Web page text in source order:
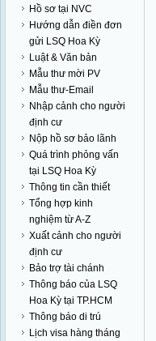
Hồ sơ tại NVC
Hướng dẫn điền đơn
gửi LSQ Hoa Kỳ
Luật & Văn bản
Mẫu thư mời PV
Mẫu thư-Email
Nhập cảnh cho người
định cư
Nộp hồ sơ bảo lãnh
Quá trình phỏng vấn
tại LSQ Hoa Kỳ
Thông tin cần thiết
Tổng hợp kinh
nghiệm từ A-Z
Xuất cảnh cho người
định cư
Bảo trợ tài chánh
Thông báo của LSQ
Hoa Kỳ tại TP.HCM
Thông báo di trú
Lịch visa hàng tháng